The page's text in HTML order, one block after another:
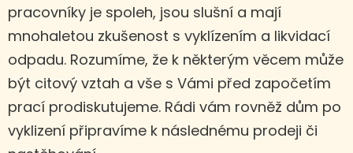
pracovníky je spoleh, jsou slušní a mají
mnohaletou zkušenost s vyklízením a likvidací
odpadu. Rozumíme, že k některým věcem může
být citový vztah a vše s Vámi před započetím
prací prodiskutujeme. Rádi vám rovněž dům po
vyklizení připravíme k následnému prodeji či